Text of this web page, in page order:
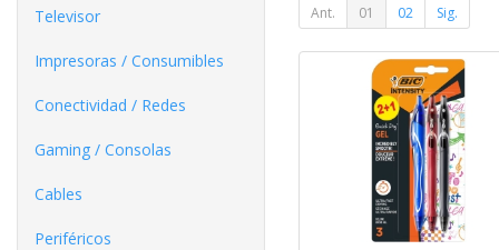
Televisor
Impresoras / Consumibles
Conectividad / Redes
Gaming / Consolas
Cables
Periféricos
Ant. 01 02 Sig.